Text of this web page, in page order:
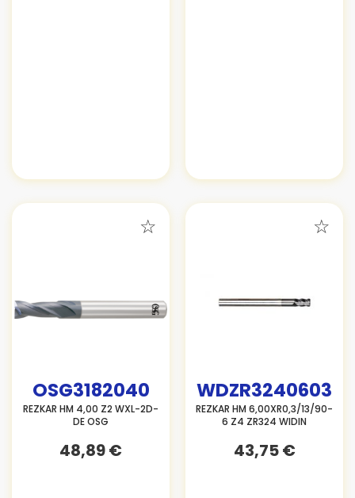
OSG3182040
REZKAR HM 4,00 Z2 WXL-2D-
DE OSG
48,89 €
WDZR3240603
REZKAR HM 6,00XR0,3/13/90-
6 Z4 ZR324 WIDIN
43,75 €